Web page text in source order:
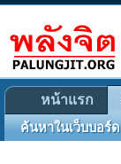
หน้าแรก
ค้นหาในเว็บบอร์ด